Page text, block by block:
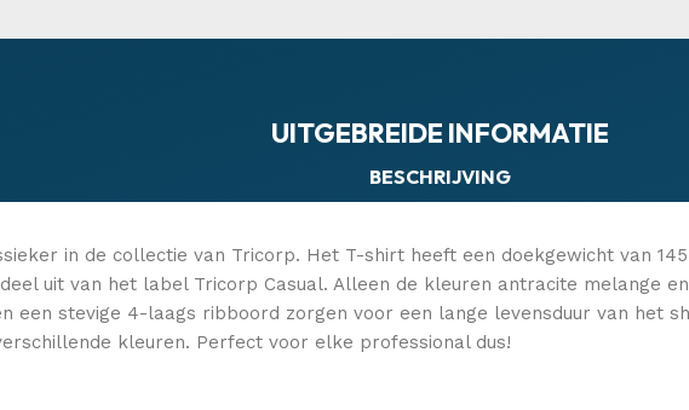
UITGEBREIDE INFORMATIE
BESCHRIJVING
in de collectie van Tricorp. Het T-shirt heeft een doekgewicht van
uit van het label Tricorp Casual. Alleen de kleuren antracite melange
een stevige 4-laags ribboord zorgen voor een lange levensduur van het
kleuren. Perfect voor elke professional dus!